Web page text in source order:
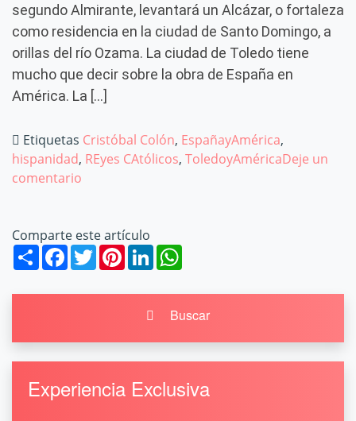
segundo Almirante, levantará un Alcázar, o fortaleza
como residencia en la ciudad de Santo Domingo, a
orillas del río Ozama. La ciudad de Toledo tiene
mucho que decir sobre la obra de España en
América. La […]
Etiquetas Cristóbal Colón, EspañayAmérica,
hispanidad, REyes CAtólicos, ToledoyAméricaDeje un
comentario
Comparte este artículo
ShareFacebook
TwitterPinterest
LinkedIn
Buscar
Experiencia Exclusiva